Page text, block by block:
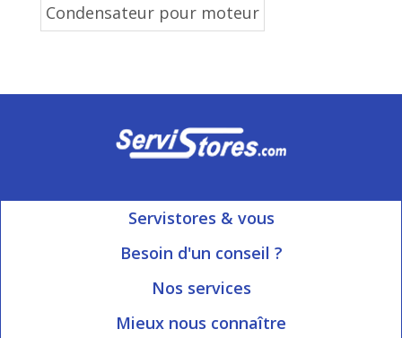
Condensateur pour moteur
Servistores & vous
Mon compte
Besoin d'un conseil ?
Ouvert du Lundi au Vendredi
Nos services
Informations livraison
Mieux nous connaître